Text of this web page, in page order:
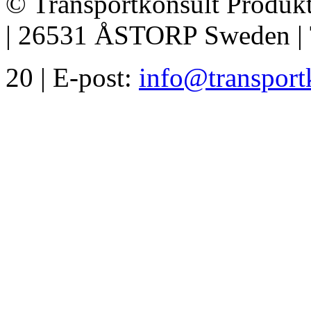
| 26531 ÅSTORP Sweden
20 | E-post: